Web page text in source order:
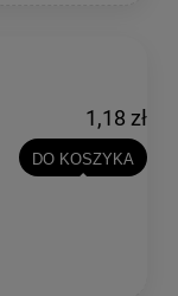
1,18 zł
DO KOSZYKA